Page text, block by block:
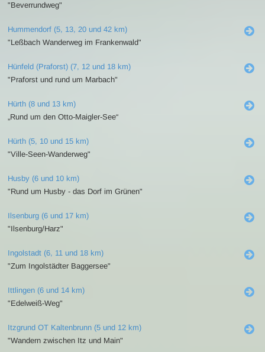
"Beverrundweg"
Hummendorf (5, 13, 20 und 42 km)
"Leßbach Wanderweg im Frankenwald"
Hünfeld (Praforst) (7, 12 und 18 km)
"Praforst und rund um Marbach"
Hürth (8 und 13 km)
„Rund um den Otto-Maigler-See“
Hürth (5, 10 und 15 km)
"Ville-Seen-Wanderweg"
Husby (6 und 10 km)
"Rund um Husby - das Dorf im Grünen"
Ilsenburg (6 und 17 km)
"Ilsenburg/Harz"
Ingolstadt (6, 11 und 18 km)
"Zum Ingolstädter Baggersee"
Ittlingen (6 und 14 km)
"Edelweiß-Weg"
Itzgrund OT Kaltenbrunn (5 und 12 km)
"Wandern zwischen Itz und Main"